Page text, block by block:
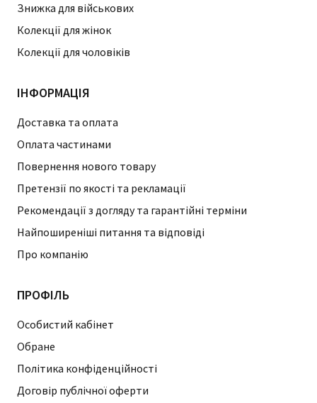
Знижка для військових
Колекції для жінок
Колекції для чоловіків
ІНФОРМАЦІЯ
Доставка та оплата
Оплата частинами
Повернення нового товару
Претензії по якості та рекламації
Рекомендації з догляду та гарантійні терміни
Найпоширеніші питання та відповіді
Про компанію
ПРОФІЛЬ
Особистий кабінет
Обране
Політика конфіденційності
Договір публічної оферти